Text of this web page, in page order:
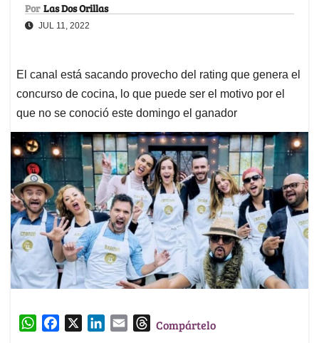
Por Las Dos Orillas
JUL 11, 2022
El canal está sacando provecho del rating que genera el
concurso de cocina, lo que puede ser el motivo por el
que no se conoció este domingo el ganador
W
TCompártelo